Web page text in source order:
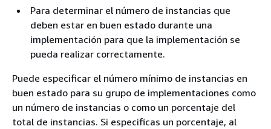
Para determinar el número de instancias que
deben estar en buen estado durante una
implementación para que la implementación se
pueda realizar correctamente.
Puede especificar el número mínimo de instancias en
buen estado para su grupo de implementaciones como
un número de instancias o como un porcentaje del
total de instancias. Si especificas un porcentaje, al